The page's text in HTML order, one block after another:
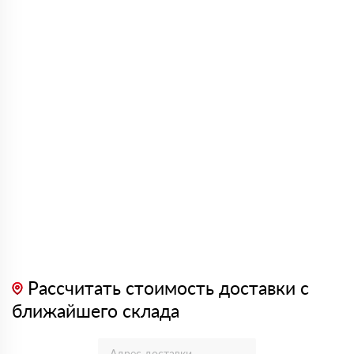
Рассчитать стоимость доставки с
ближайшего склада